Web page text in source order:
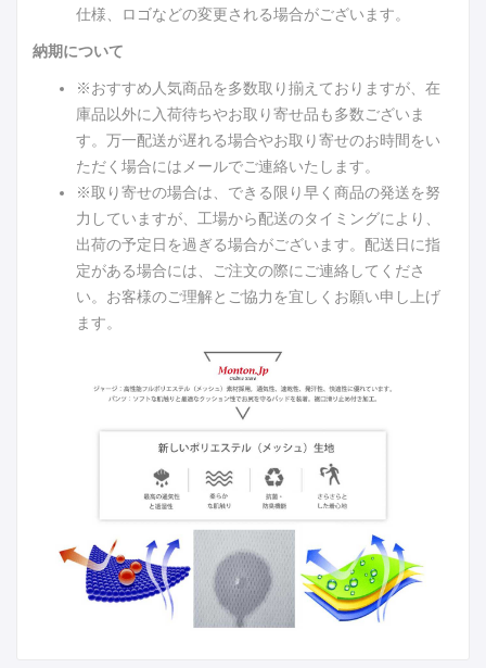
仕様、ロゴなどの変更される場合がございます。
納期について
※おすすめ人気商品を多数取り揃えておりますが、在
庫品以外に入荷待ちやお取り寄せ品も多数ございま
す。万一配送が遅れる場合やお取り寄せのお時間をい
ただく場合にはメールでご連絡いたします。
※取り寄せの場合は、できる限り早く商品の発送を努
力していますが、工場から配送のタイミングにより、
出荷の予定日を過ぎる場合がございます。配送日に指
定がある場合には、ご注文の際にご連絡してくださ
い。お客様のご理解とご協力を宜しくお願い申し上げ
ます。